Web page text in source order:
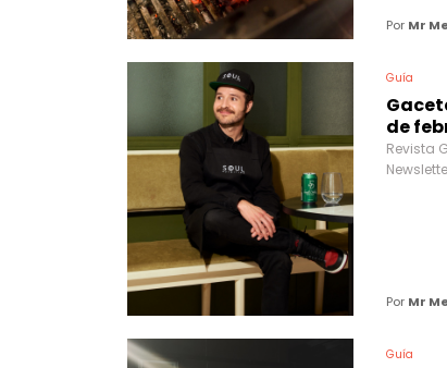
Por Mr
Guía
de
Revista
Por Mr
Guía